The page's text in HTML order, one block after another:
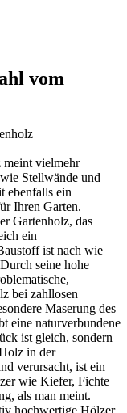
vom
vielmehr
Stellwände und
ebenfalls ein
Ihren Garten.
Gartenholz, das
ein
ist nach wie
seine hohe
bei zahllosen
Maserung des
eine naturverbundene
ist gleich, sondern
in der
verursacht, ist ein
wie Kiefer, Fichte
als man meint.